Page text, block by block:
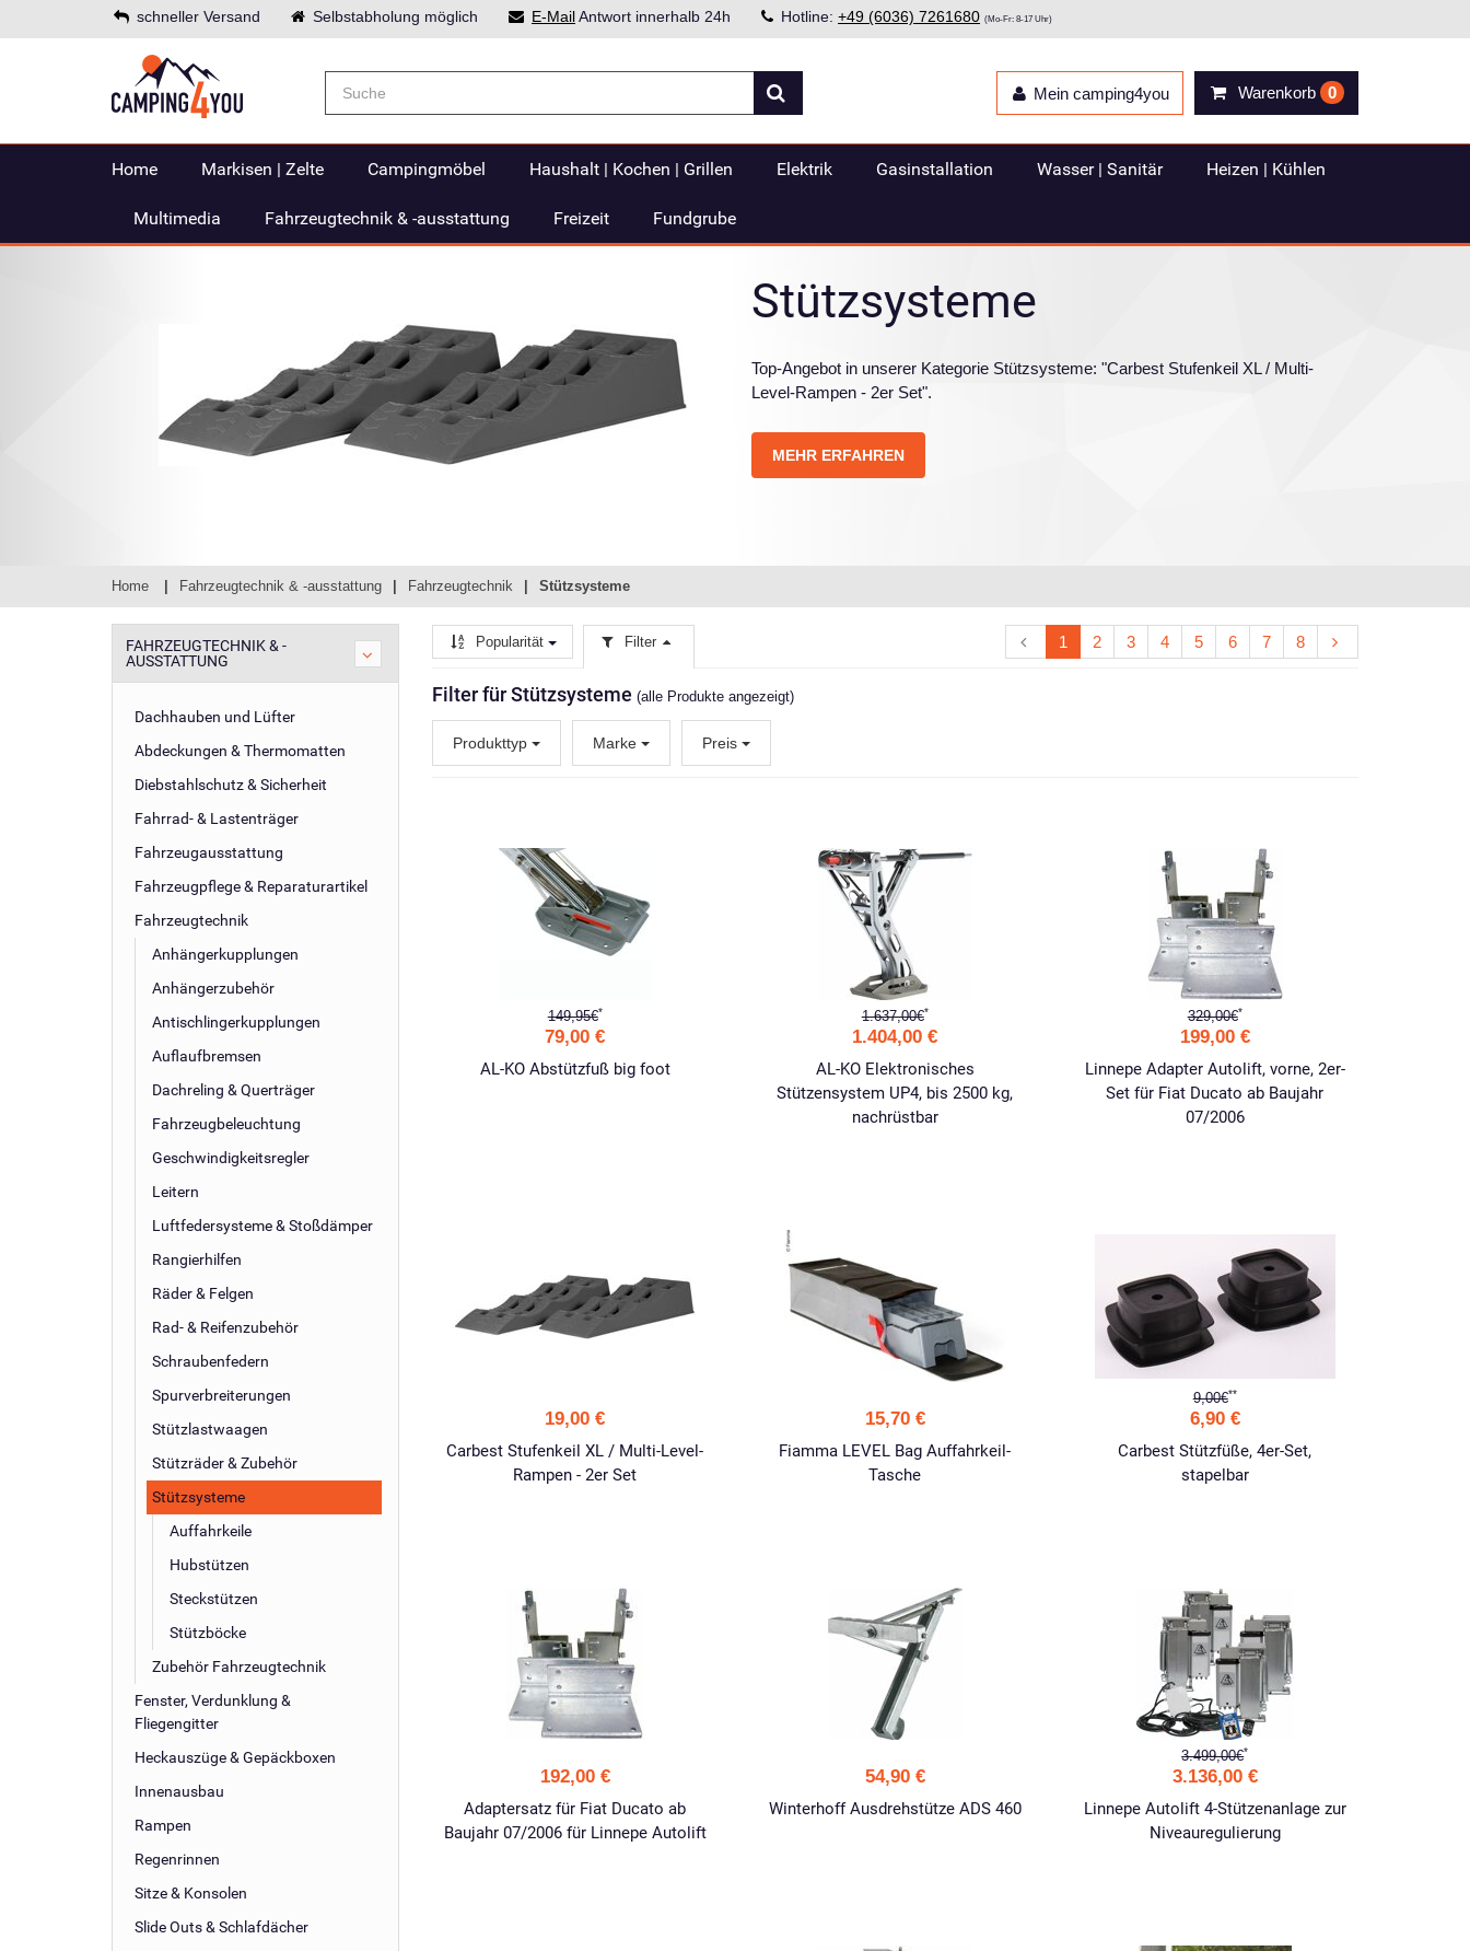
schneller Versand Selbstabholung möglich E-MailAntwort innerhalb 24h Hotline: +49 (6036) 7261680 (Mo-Fr: 8-17 Uhr)
Warenkorb 0
Mein camping4you
Home Markisen | Zelte Campingmöbel Haushalt | Kochen | Grillen Elektrik Gasinstallation Wasser | Sanitär Heizen | Kühlen
Multimedia Fahrzeugtechnik & -ausstattung Freizeit Fundgrube
Stützsysteme
Top-Angebot in unserer Kategorie Stützsysteme: "Carbest Stufenkeil XL / Multi-
Level-Rampen - 2er Set".
MEHR ERFAHREN
Home Fahrzeugtechnik & -ausstattung Fahrzeugtechnik Stützsysteme
FAHRZEUGTECHNIK & -
AUSSTATTUNG
Dachhauben und Lüfter
Abdeckungen & Thermomatten
Diebstahlschutz & Sicherheit
Fahrrad- & Lastenträger
Fahrzeugausstattung
Fahrzeugpflege & Reparaturartikel
Fahrzeugtechnik
Anhängerkupplungen
Anhängerzubehör
Antischlingerkupplungen
Auflaufbremsen
Dachreling & Querträger
Fahrzeugbeleuchtung
Geschwindigkeitsregler
Leitern
Luftfedersysteme & Stoßdämper
Rangierhilfen
Räder & Felgen
Rad- & Reifenzubehör
Schraubenfedern
Spurverbreiterungen
Stützlastwaagen
Stützräder & Zubehör
Stützsysteme
Auffahrkeile
Hubstützen
Steckstützen
Stützböcke
Zubehör Fahrzeugtechnik
Fenster, Verdunklung &
Fliegengitter
Heckauszüge & Gepäckboxen
Innenausbau
Rampen
Regenrinnen
Sitze & Konsolen
Slide Outs & Schlafdächer
1 2 3 4 5 6 7 8
Popularität Filter
Filter für Stützsysteme (alle Produkte angezeigt)
Produkttyp Marke Preis
149,95€*
79,00 €
AL-KO Abstützfuß big foot
1.637,00€*
1.404,00 €
AL-KO Elektronisches
Stützensystem UP4, bis 2500 kg,
nachrüstbar
329,00€*
199,00 €
Linnepe Adapter Autolift, vorne, 2er-
Set für Fiat Ducato ab Baujahr
07/2006
19,00 €
Carbest Stufenkeil XL / Multi-Level-
Rampen - 2er Set
15,70 €
Fiamma LEVEL Bag Auffahrkeil-
Tasche
9,00€**
6,90 €
Carbest Stützfüße, 4er-Set,
stapelbar
192,00 €
Adaptersatz für Fiat Ducato ab
Baujahr 07/2006 für Linnepe Autolift
54,90 €
Winterhoff Ausdrehstütze ADS 460
3.499,00€*
3.136,00 €
Linnepe Autolift 4-Stützenanlage zur
Niveauregulierung